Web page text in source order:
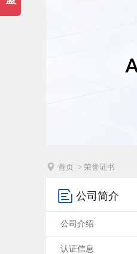
 首页 > 荣誉证书
 公司简介
公司介绍
认证信息